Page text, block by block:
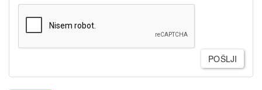
POŠLJI